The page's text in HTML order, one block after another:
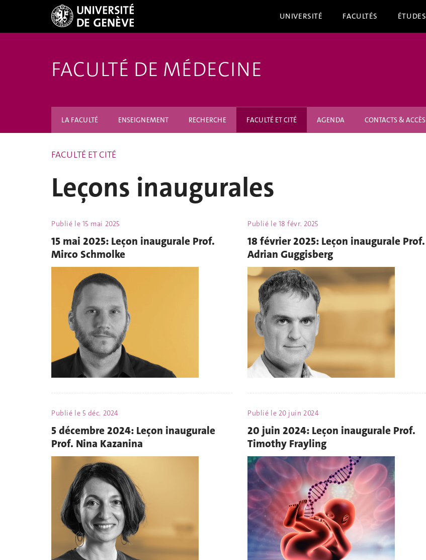
UNIVERSITÉ FACULTÉS ÉTUDES
FACULTÉ DE MÉDECINE
LA FACULTÉ ENSEIGNEMENT RECHERCHE FACULTÉ ET CITÉ AGENDA CONTACTS & ACCÈS
FACULTÉ ET CITÉ
Leçons inaugurales
Publié le 15 mai 2025
15 mai 2025: Leçon inaugurale Prof.
Mirco Schmolke
Publié le 18 févr. 2025
18 février 2025: Leçon inaugurale Prof.
Adrian Guggisberg
Publié le 5 déc. 2024
5 décembre 2024: Leçon inaugurale
Prof. Nina Kazanina
Publié le 20 juin 2024
20 juin 2024: Leçon inaugurale Prof.
Timothy Frayling